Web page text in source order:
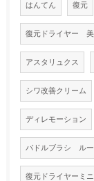
はんてん 復元
復元ドライヤー
アスタリュクス
シワ改善クリーム
ディレモーション
パドルブラシ ルー
復元ドライヤーミニ